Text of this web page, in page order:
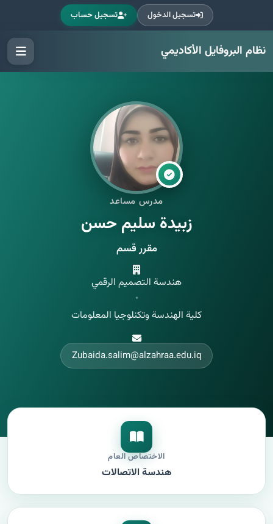
تسجيل الدخول تسجيل حساب
نظام البروفايل الأكاديمي
مدرس مساعد
زبيدة سليم حسن
مقرر قسم
هندسة التصميم الرقمي
•
كلية الهندسة وتكنلوجيا المعلومات
Zubaida.salim@alzahraa.edu.iq
الاختصاص العام
هندسة الاتصالات